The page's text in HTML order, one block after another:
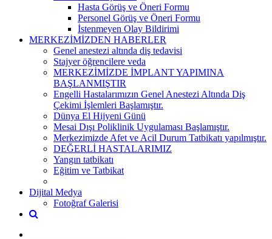
Hasta Görüş ve Öneri Formu
Personel Görüş ve Öneri Formu
İstenmeyen Olay Bildirimi
MERKEZİMİZDEN HABERLER
Genel anestezi altında diş tedavisi
Stajyer öğrencilere veda
MERKEZİMİZDE İMPLANT YAPIMINA
BAŞLANMIŞTIR
Engelli Hastalarımızın Genel Anestezi Altında Diş
Çekimi İşlemleri Başlamıştır.
Dünya El Hijyeni Günü
Mesai Dışı Poliklinik Uygulaması Başlamıştır.
Merkezimizde Afet ve Acil Durum Tatbikatı yapılmıştır.
DEĞERLİ HASTALARIMIZ
Yangın tatbikatı
Eğitim ve Tatbikat
Dijital Medya
Fotoğraf Galerisi